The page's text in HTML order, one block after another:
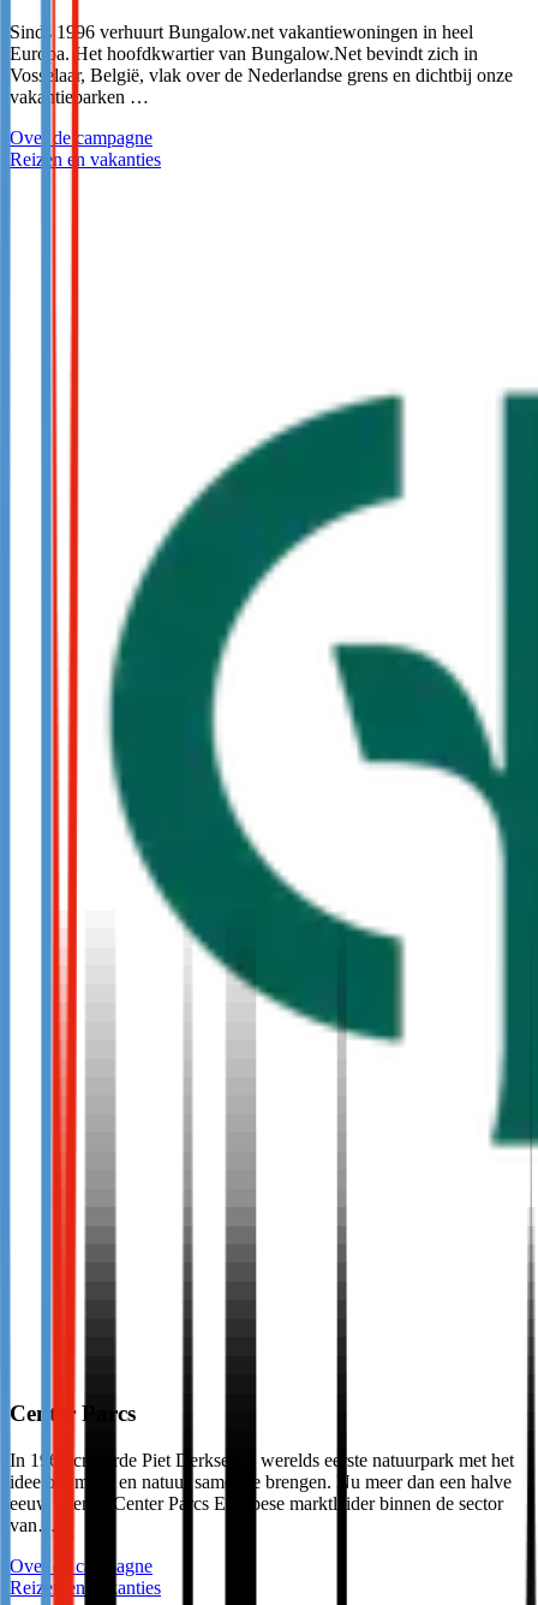
Sinds 1996 verhuurt Bungalow.net vakantiewoningen in heel
Europa. Het hoofdkwartier van Bungalow.Net bevindt zich in
Vosselaar, België, vlak over de Nederlandse grens en dichtbij onze
vakantieparken …
Over de campagne
Reizen en vakanties
Center Parcs
In 1968 creëerde Piet Derksen ’s werelds eerste natuurpark met het
idee om mens en natuur samen te brengen. Nu meer dan een halve
eeuw later, is Center Parcs Europese marktleider binnen de sector
van…
Over de campagne
Reizen en vakanties